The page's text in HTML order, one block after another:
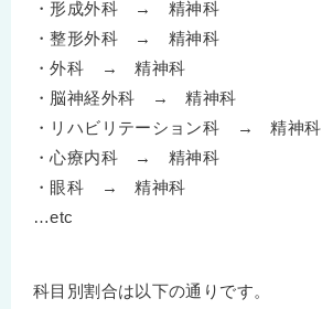
・形成外科 → 精神科
・整形外科 → 精神科
・外科 → 精神科
・脳神経外科 → 精神科
・リハビリテーション科 → 精神科
・心療内科 → 精神科
・眼科 → 精神科
…etc
科目別割合は以下の通りです。